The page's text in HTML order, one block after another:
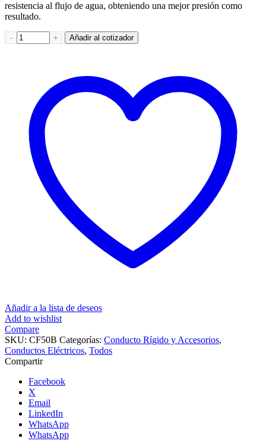
resistencia al flujo de agua, obteniendo una mejor presión como
resultado.
Accesorio Clip 50mm cantidad
Añadir al cotizador
Añadir a la lista de deseos
Add to wishlist
Compare
SKU: CF50B Categorías: Conducto Rígido y Accesorios,
Conductos Eléctricos, Todos
Compartir
Facebook
X
Email
LinkedIn
WhatsApp
WhatsApp